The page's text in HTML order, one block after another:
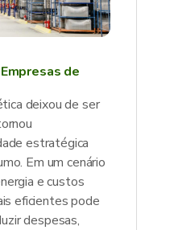
de
deixou de ser
estratégica
Em um cenário
e custos
eficientes pode
despesas,